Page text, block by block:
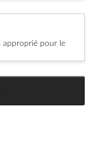
approprié pour le